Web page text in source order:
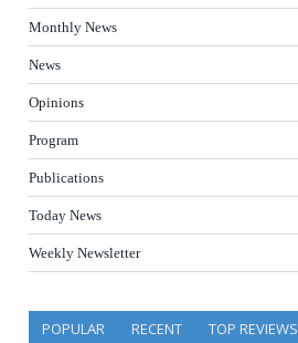
Monthly News
News
Opinions
Program
Publications
Today News
Weekly Newsletter
POPULAR RECENT TOP REVIEWS